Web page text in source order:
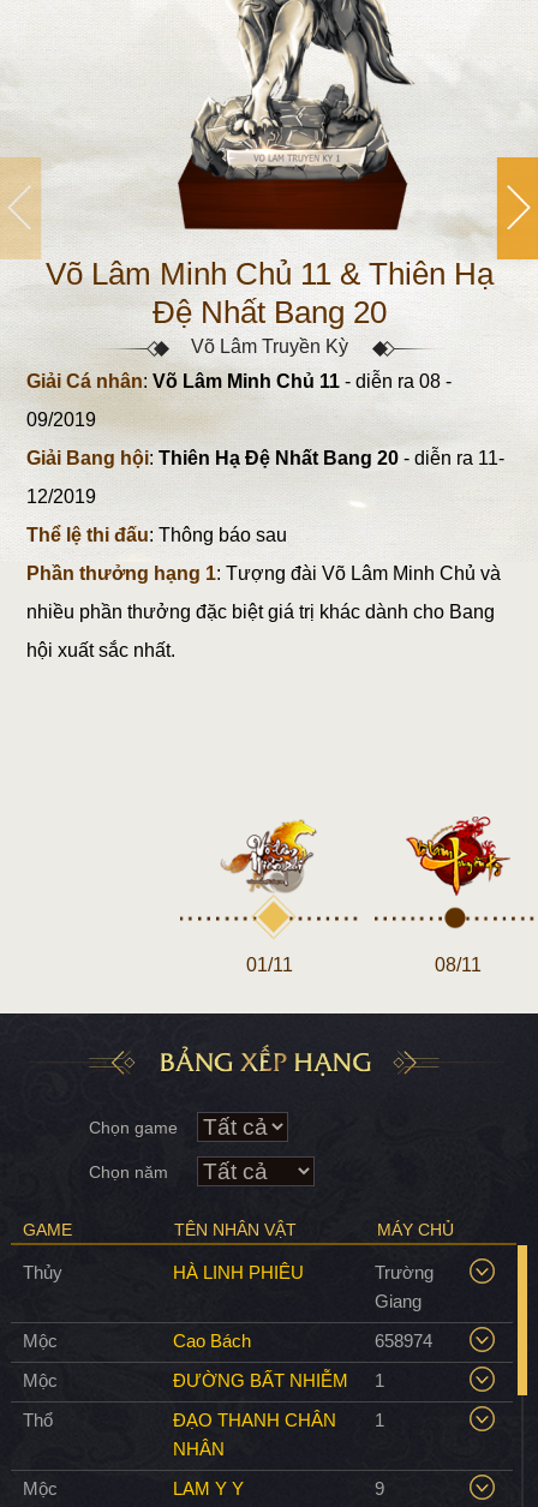
Võ Lâm Minh Chủ 11 & Thiên Hạ
Đệ Nhất Bang 20
Võ Lâm Truyền Kỳ
Giải Cá nhân:Võ Lâm Minh Chủ 11- diễn ra 08 -
09/2019
Giải Bang hội:Thiên Hạ Đệ Nhất Bang 20 - diễn ra 11-
12/2019
Thể lệ thi đấu: Thông báo sau
Phần thưởng hạng 1: Tượng đài Võ Lâm Minh Chủ và
nhiều phần thưởng đặc biệt giá trị khác dành cho Bang
hội xuất sắc nhất.
01/11 08/11
Chọn game
Chọn năm
GAME TÊN NHÂN VẬT MÁY CHỦ
Thủy HÀ LINH PHIÊU
Trường
Giang
Tên nhân vật
Cấp độ
Server
Thành tích nổi bật
Mộc Cao Bách
658974
Tên nhân vật
Cấp độ
Server
Thành tích nổi bật
Mộc ĐƯỜNG BẤT NHIỄM
1
Thổ
ĐẠO THANH CHÂN
NHÂN
1
Mộc LAM Y Y
9